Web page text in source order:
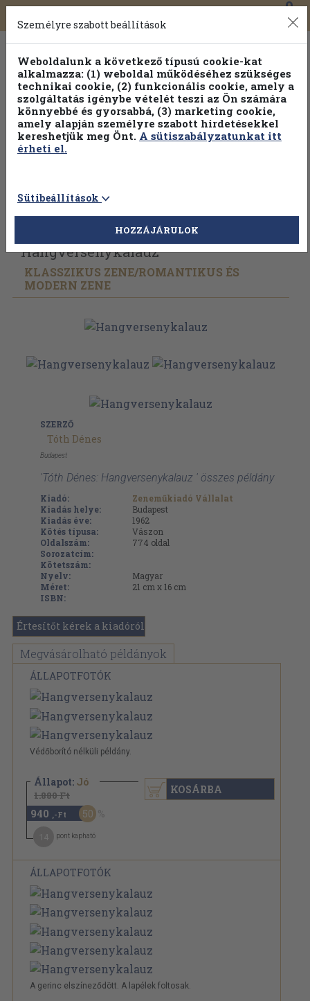
Toggle
navigation
0
Vissza az előző oldalra Válasszon példányt
Hangversenykalauz
KLASSZIKUS ZENE/ROMANTIKUS ÉS
MODERN ZENE
SZERZŐ
Tóth Dénes
Budapest
'Tóth Dénes: Hangversenykalauz ' összes példány
Kiadó:
Zeneműkiadó Vállalat
Kiadás helye:
Budapest
Kiadás éve:
1962
Kötés típusa:
Vászon
Oldalszám:
774 oldal
Sorozatcím:
Kötetszám:
Nyelv:
Magyar
Méret:
21 cm x 16 cm
ISBN:
Értesítőt kérek a kiadóról
Megvásárolható példányok
ÁLLAPOTFOTÓK
Védőborító nélküli példány.
Állapot: Jó
1.880 Ft
940 ,-Ft 50
pont kapható
KOSÁRBA
ÁLLAPOTFOTÓK
A gerinc elszíneződött. A lapélek foltosak.
Személyre szabott beállítások
Weboldalunk a következő típusú cookie-kat
alkalmazza: (1) weboldal működéséhez szükséges
technikai cookie, (2) funkcionális cookie, amely a
szolgáltatás igénybe vételét teszi az Ön számára
könnyebbé és gyorsabbá, (3) marketing cookie,
amely alapján személyre szabott hirdetésekkel
kereshetjük meg Önt. A sütiszabályzatunkat itt
érheti el.
Sütibeállítások
HOZZÁJÁRULOK